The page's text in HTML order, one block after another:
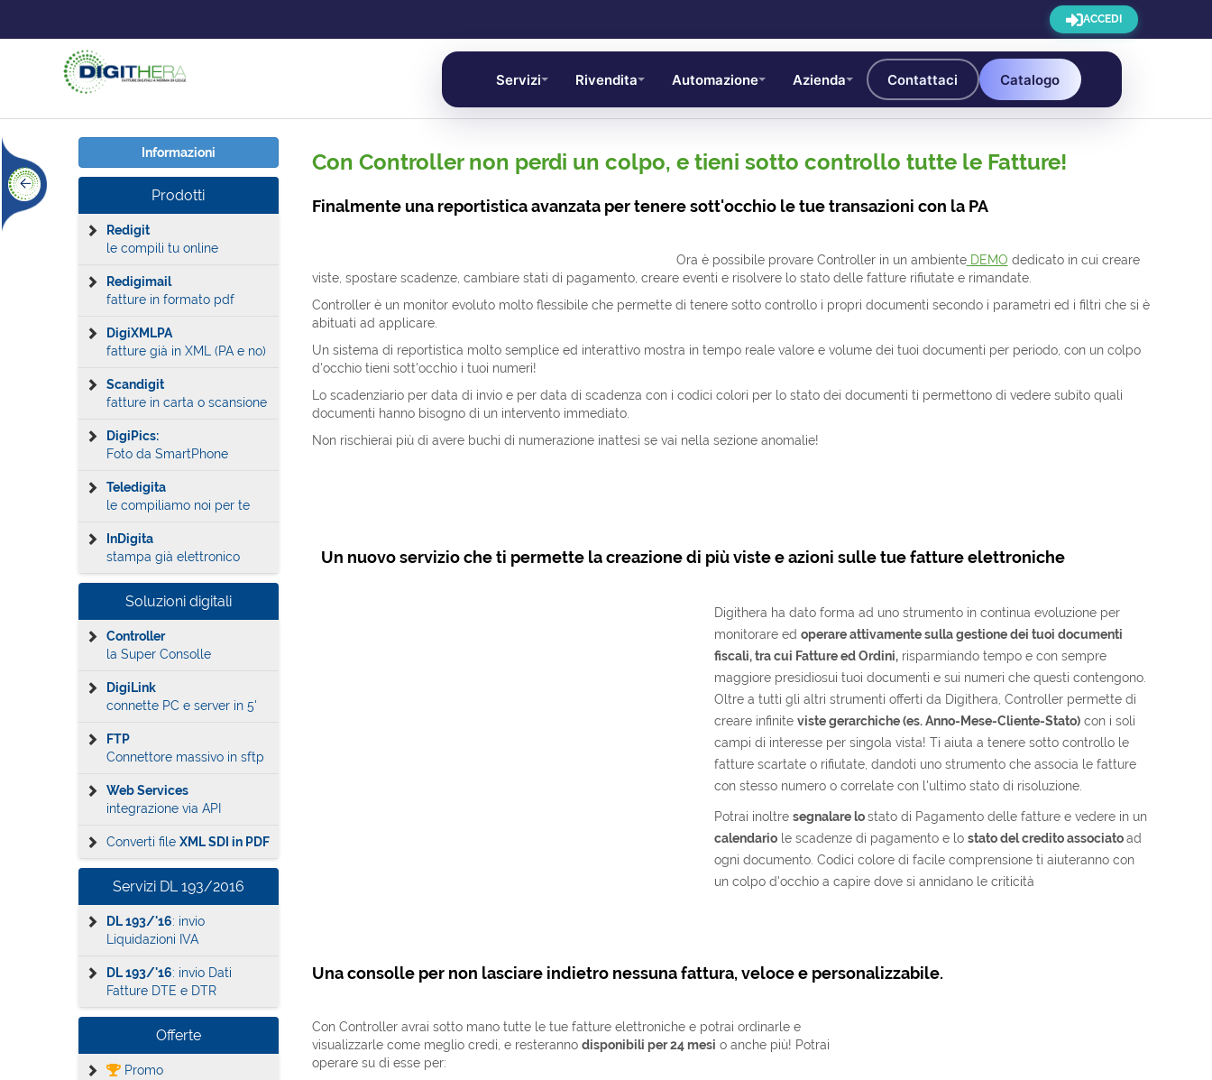
ACCEDI
Servizi Rivendita Automazione Azienda Contattaci Catalogo
Informazioni
Prodotti
Redigit
le compili tu online
Redigimail
fatture in formato pdf
DigiXMLPA
fatture già in XML (PA e no)
Scandigit
fatture in carta o scansione
DigiPics:
Foto da SmartPhone
Teledigita
le compiliamo noi per te
InDigita
stampa già elettronico
Soluzioni digitali
Controller
la Super Consolle
DigiLink
connette PC e server in 5'
FTP
Connettore massivo in sftp
Web Services
integrazione via API
Converti fileXML SDI in PDF
Servizi DL 193/2016
DL 193/'16: invio
Liquidazioni IVA
DL 193/'16: invio Dati
Fatture DTE e DTR
Offerte
Promo
Con Controller non perdi un colpo, e tieni sotto controllo tutte le Fatture!
Finalmente una reportistica avanzata per tenere sott'occhio le tue transazioni con la PA
Ora è possibile provare Controller in un ambienteDEMO dedicato in cui creare
viste, spostare scadenze, cambiare stati di pagamento, creare eventi e risolvere lo stato delle fatture rifiutate e rimandate.
Controller è un monitor evoluto molto flessibile che permette di tenere sotto controllo i propri documenti secondo i parametri ed i filtri che si è
abituati ad applicare.
Un sistema di reportistica molto semplice ed interattivo mostra in tempo reale valore e volume dei tuoi documenti per periodo, con un colpo
d'occhio tieni sott'occhio i tuoi numeri!
Lo scadenziario per data di invio e per data di scadenza con i codici colori per lo stato dei documenti ti permettono di vedere subito quali
documenti hanno bisogno di un intervento immediato.
Non rischierai più di avere buchi di numerazione inattesi se vai nella sezione anomalie!
Un nuovo servizio che ti permette la creazione di più viste e azioni sulle tue fatture elettroniche
Digithera ha dato forma ad uno strumento in continua evoluzione per
monitorare ed operare attivamente sulla gestione dei tuoi documenti
fiscali, tra cui Fatture ed Ordini,risparmiando tempo e con sempre
maggiore presidiosui tuoi documenti e sui numeri che questi contengono.
Oltre a tutti gli altri strumenti offerti da Digithera, Controller permette di
creare infinite viste gerarchiche (es. Anno-Mese-Cliente-Stato)con i soli
campi di interesse per singola vista! Ti aiuta a tenere sotto controllo le
fatture scartate o rifiutate, dandoti uno strumento che associa le fatture
con stesso numero o correlate con l'ultimo stato di risoluzione.
Potrai inoltre segnalare lostato di Pagamento delle fatture e vedere in un
calendariole scadenze di pagamento e lo stato del credito associatoad
ogni documento. Codici colore di facile comprensione ti aiuteranno con
un colpo d'occhio a capire dove si annidano le criticità
Una consolle per non lasciare indietro nessuna fattura, veloce e personalizzabile.
Con Controller avrai sotto mano tutte le tue fatture elettroniche e potrai ordinarle e
visualizzarle come meglio credi, e resteranno disponibili per 24 mesi o anche più! Potrai
operare su di esse per: